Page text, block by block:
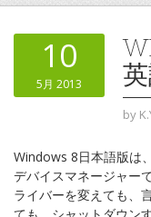
10
5月 2013
by
Windows 8日本語版は
デバイスマネージャー
ライバーを変えても、